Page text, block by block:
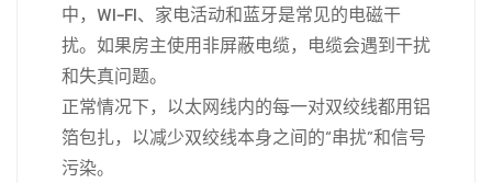
中，WI-FI、家电活动和蓝牙是常见的电磁干
扰。如果房主使用非屏蔽电缆，电缆会遇到干扰
和失真问题。
正常情况下，以太网线内的每一对双绞线都用铝
箔包扎，以减少双绞线本身之间的“串扰”和信号
污染。